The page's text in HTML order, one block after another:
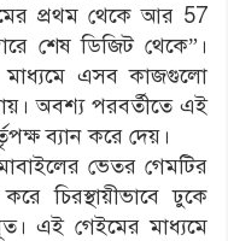
প্রথম থেকে আর 57
শেষ ডিজিট থেকে”।
মাধ্যমে এসব কাজগুলো
অবশ্য পরবর্তীতে এই
ব্যান করে দেয়।
মোবাইলের ভেতর গেমটির
চিরস্থায়ীভাবে ঢুকে
এই গেইমের মাধ্যমে